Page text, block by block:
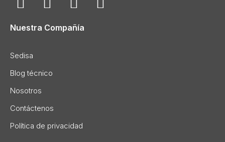
Nuestra Compañía
Sedisa
Blog técnico
Nosotros
Contáctenos
Política de privacidad